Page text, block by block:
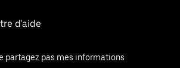
d'aide
partagez pas mes informations